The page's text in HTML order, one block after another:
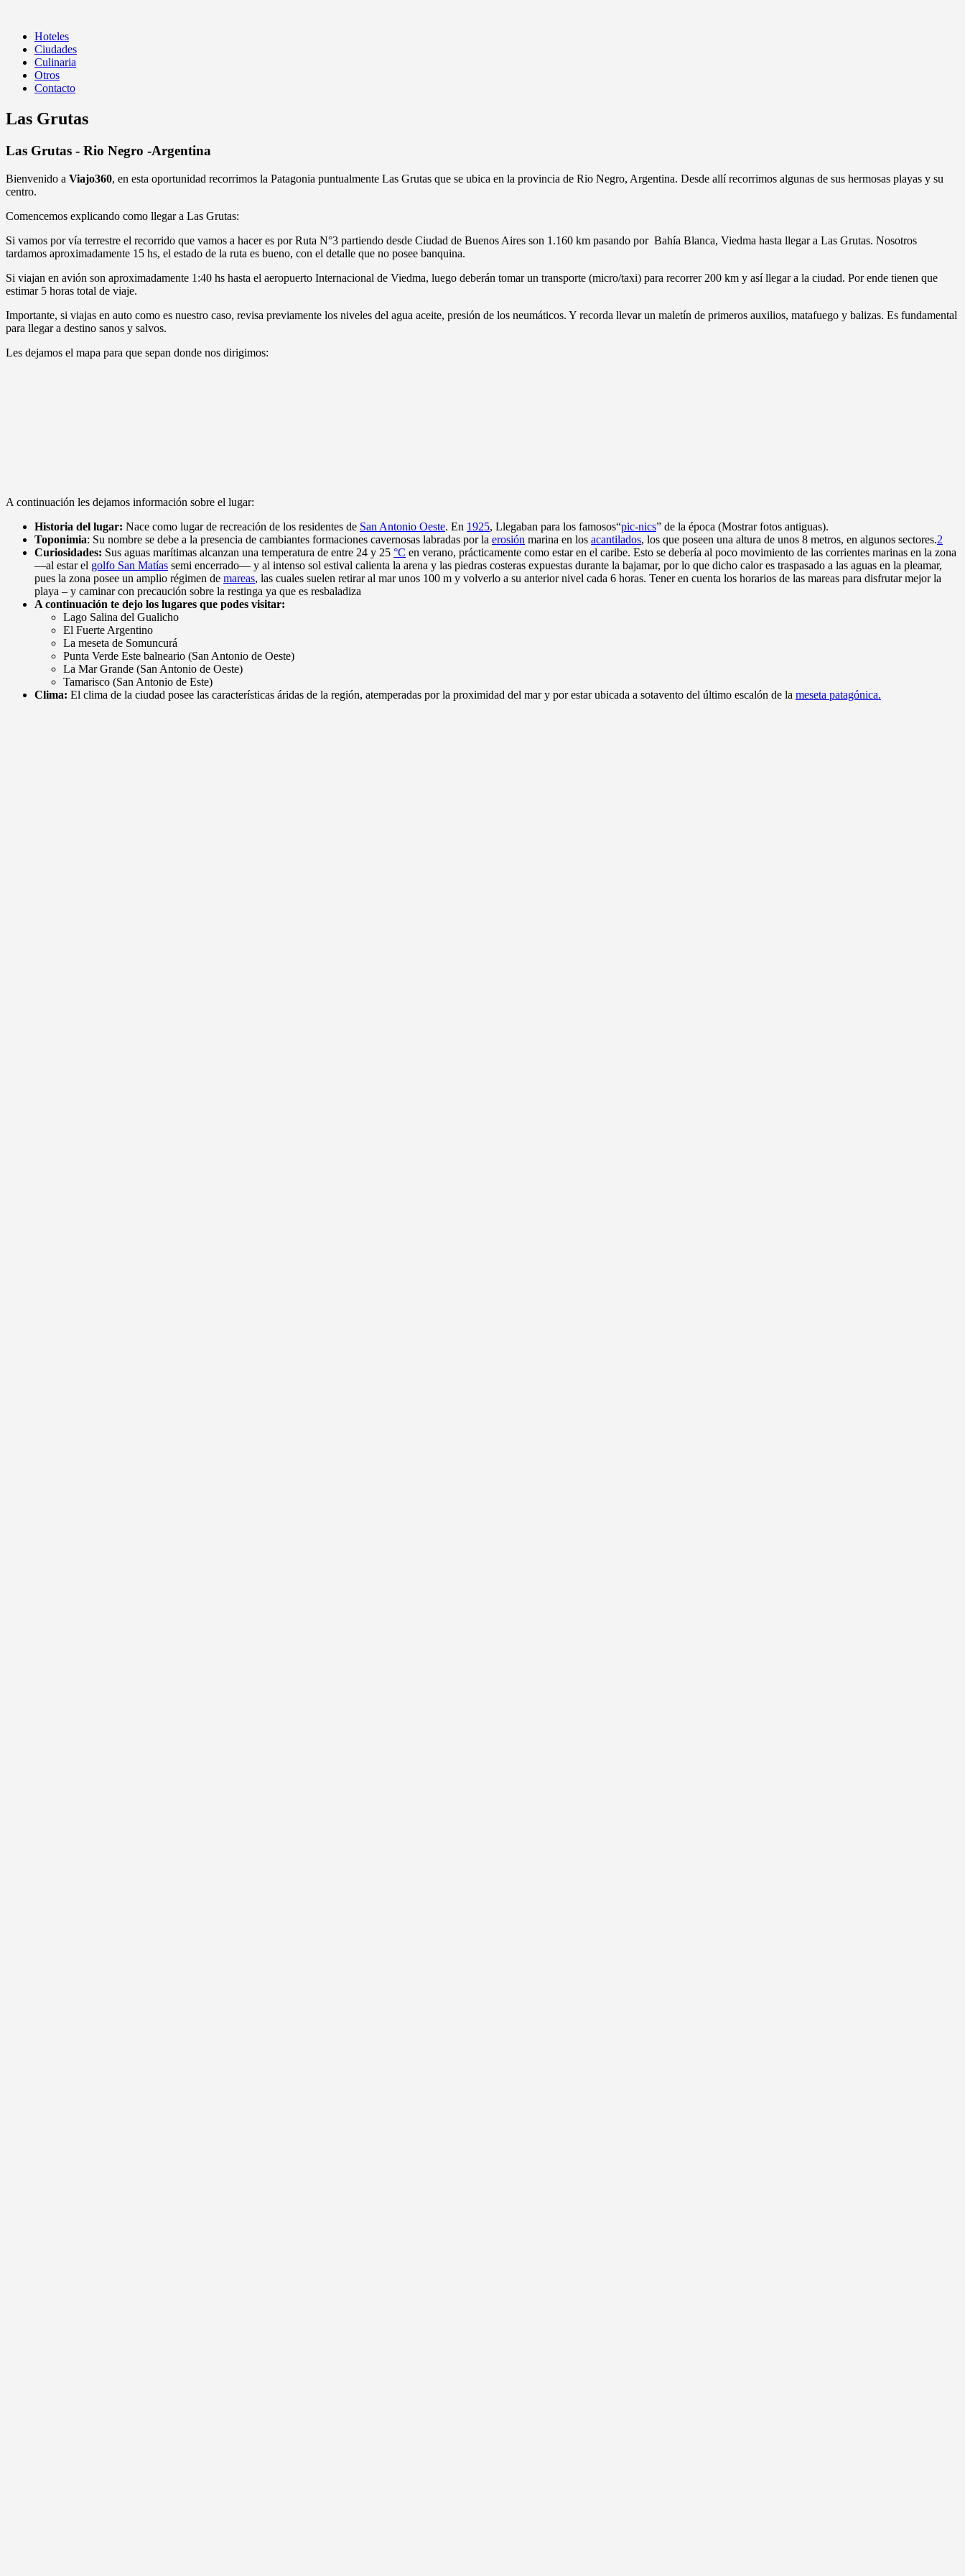
Hoteles
Ciudades
Culinaria
Otros
Contacto
Las Grutas
Las Grutas - Rio Negro -Argentina
Bienvenido a Viajo360, en esta oportunidad recorrimos la Patagonia puntualmente Las Grutas que se ubica en la provincia de Rio Negro, Argentina. Desde allí recorrimos algunas de sus hermosas playas y su
centro.
Comencemos explicando como llegar a Las Grutas:
Si vamos por vía terrestre el recorrido que vamos a hacer es por Ruta N°3 partiendo desde Ciudad de Buenos Aires son 1.160 km pasando por Bahía Blanca, Viedma hasta llegar a Las Grutas. Nosotros
tardamos aproximadamente 15 hs, el estado de la ruta es bueno, con el detalle que no posee banquina.
Si viajan en avión son aproximadamente 1:40 hs hasta el aeropuerto Internacional de Viedma, luego deberán tomar un transporte (micro/taxi) para recorrer 200 km y así llegar a la ciudad. Por ende tienen que
estimar 5 horas total de viaje.
Importante, si viajas en auto como es nuestro caso, revisa previamente los niveles del agua aceite, presión de los neumáticos. Y recorda llevar un maletín de primeros auxilios, matafuego y balizas. Es fundamental
para llegar a destino sanos y salvos.
Les dejamos el mapa para que sepan donde nos dirigimos:
A continuación les dejamos información sobre el lugar:
Historia del lugar: Nace como lugar de recreación de los residentes de San Antonio Oeste. En 1925, Llegaban para los famosos“pic-nics” de la época (Mostrar fotos antiguas).
Toponimia: Su nombre se debe a la presencia de cambiantes formaciones cavernosas labradas porla erosión marina en los acantilados, los que poseen una altura de unos 8 metros, en algunos sectores.2
Curiosidades: Sus aguas marítimas alcanzan una temperatura de entre 24 y 25 °C en verano, prácticamente como estar en el caribe. Esto se debería al poco movimiento de las corrientes marinas en la zona
—al estar el golfo San Matías semi encerrado— y al intenso sol estival calienta la arena y las piedras costeras expuestas durante la bajamar, por lo que dicho calor es traspasado a las aguas en la pleamar,
pues la zona posee un amplio régimen de mareas, las cuales suelen retirar al mar unos 100 m y volverlo a su anterior nivel cada 6 horas. Tener en cuenta los horarios de las mareas para disfrutar mejor la
playa – y caminar con precaución sobre la restinga ya que es resbaladiza
A continuación te dejo los lugares que podes visitar:
Lago Salina del Gualicho
El Fuerte Argentino
La meseta de Somuncurá
Punta Verde Este balneario (San Antonio de Oeste)
La Mar Grande (San Antonio de Oeste)
Tamarisco (San Antonio de Este)
Clima: El clima de la ciudad posee las características áridas de la región, atemperadas por la proximidad del mar y por estar ubicada a sotavento del último escalón de la meseta patagónica.